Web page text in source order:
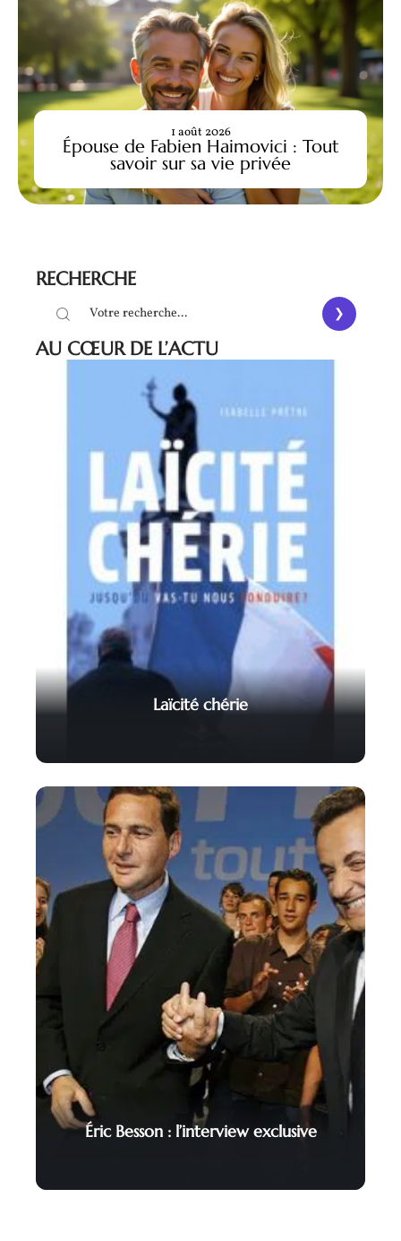
Épouse de Fabien Haimovici : Tout
savoir sur sa vie privée
1 août 2026
RECHERCHE
AU CŒUR DE L’ACTU
Laïcité chérie
Éric Besson : l’interview exclusive